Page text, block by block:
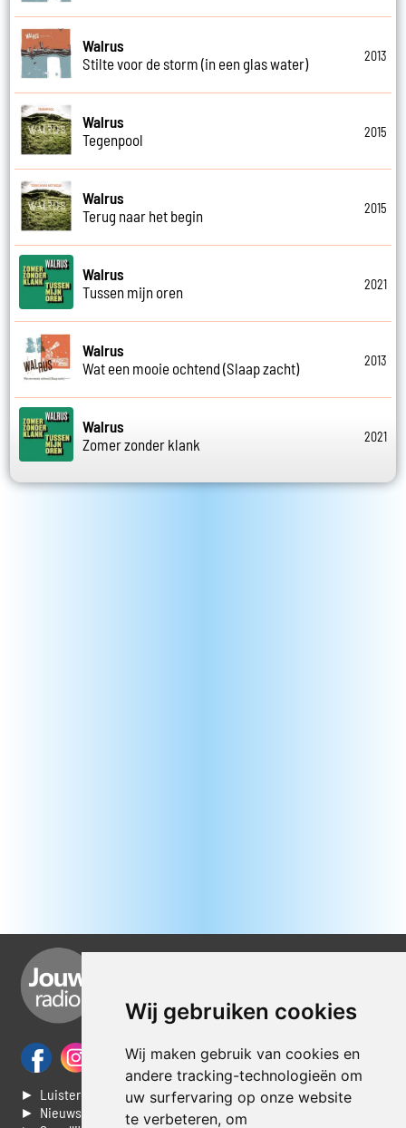
Wij gebruiken cookies
Wij maken gebruik van cookies en
andere tracking-technologieën om
uw surfervaring op onze website
te verbeteren, om
Walrus
Stilte voor de storm (in een glas water)
2013
Walrus
Tegenpool
2015
Walrus
Terug naar het begin
2015
Walrus
Tussen mijn oren
2021
Walrus
Wat een mooie ochtend (Slaap zacht)
2013
Walrus
Zomer zonder klank
2021
► Luisteren naar Jouwradio
► Nieuws